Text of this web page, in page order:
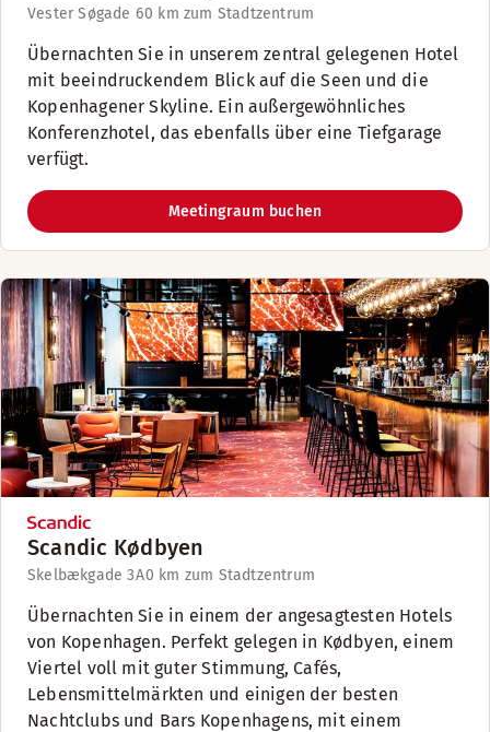
Vester Søgade 60 km zum Stadtzentrum
Übernachten Sie in unserem zentral gelegenen Hotel
mit beeindruckendem Blick auf die Seen und die
Kopenhagener Skyline. Ein außergewöhnliches
Konferenzhotel, das ebenfalls über eine Tiefgarage
verfügt.
Meetingraum buchen
Scandic Kødbyen
Skelbækgade 3A0 km zum Stadtzentrum
Übernachten Sie in einem der angesagtesten Hotels
von Kopenhagen. Perfekt gelegen in Kødbyen, einem
Viertel voll mit guter Stimmung, Cafés,
Lebensmittelmärkten und einigen der besten
Nachtclubs und Bars Kopenhagens, mit einem